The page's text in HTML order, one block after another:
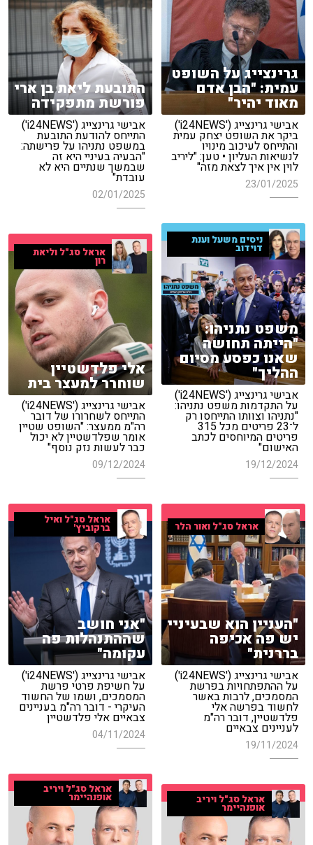
גרינצייג על השופט
עמית: "הבן אדם
מאוד יהיר"
אבישי גרינצייג ('i24NEWS')
ביקר את השופט יצחק עמית
והתייחס לעיכוב מינויו
לנשיאות העליון • טען: "ליריב
לוין אין איך לצאת מזה"
23/01/2025
התובעת ליאת בן ארי
פורשת מתפקידה
אבישי גרינצייג ('i24NEWS')
התייחס להודעת התובעת
במשפט נתניהו על פרישתה:
"הבעיה בעיניי היא זה
שבמשך שנתיים היא לא
עובדת"
02/01/2025
ניסים משעל וענת
דוידוב
משפט נתניהו:
"הייתה תחושה
שאנו כפסע מסיום
ההליך"
אבישי גרינצייג ('i24NEWS')
על התקדמות משפט נתניהו:
"נתניהו וצוותו התייחסו רק
ל־23 פריטים מכל 315
פריטים המיוחסים לכתב
האישום"
19/12/2024
אראל סג"ל וליאת
רון
אלי פלדשטיין
שוחרר למעצר בית
אבישי גרינצייג ('i24NEWS')
התייחס לשחרורו של דובר
רה"מ ממעצר: "השופט שטיין
אומר שפלדשטיין לא יכול
כבר לעשות נזק נוסף"
09/12/2024
אראל סג"ל ואור הלר
"העניין הוא שבעיניי
יש פה אכיפה
בררנית"
אבישי גרינצייג ('i24NEWS')
על ההתפתחויות בפרשת
המסמכים, לרבות באשר
לחשוד בפרשה אלי
פלדשטיין, דובר רה"מ
לעניינים צבאיים
19/11/2024
אראל סג"ל ואיל
ברקוביץ'
"אני חושב
שההתנהלות פה
עקומה"
אבישי גרינצייג ('i24NEWS')
על חשיפת פרטי פרשת
המסמכים, ושמו של החשוד
העיקרי - דובר רה"מ בעניינים
צבאיים אלי פלדשטיין
04/11/2024
אראל סג"ל ויריב
אופנהיימר אראל סג"ל ויריב
אופנהיימר